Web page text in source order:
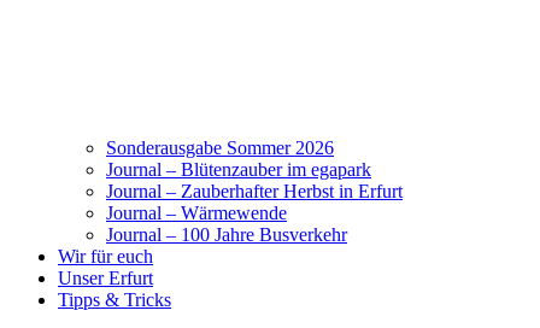
Sonderausgabe Sommer 2026
Journal – Blütenzauber im egapark
Journal – Zauberhafter Herbst in Erfurt
Journal – Wärmewende
Journal – 100 Jahre Busverkehr
Wir für euch
Unser Erfurt
Tipps & Tricks